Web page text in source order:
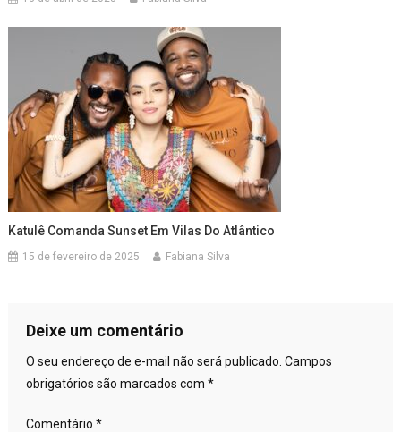
Katulê Comanda Sunset Em Vilas Do Atlântico
15 de fevereiro de 2025 Fabiana Silva
Deixe um comentário
O seu endereço de e-mail não será publicado. Campos
obrigatórios são marcados com *
Comentário *